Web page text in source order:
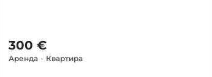
300 €
Аренда • Квартира